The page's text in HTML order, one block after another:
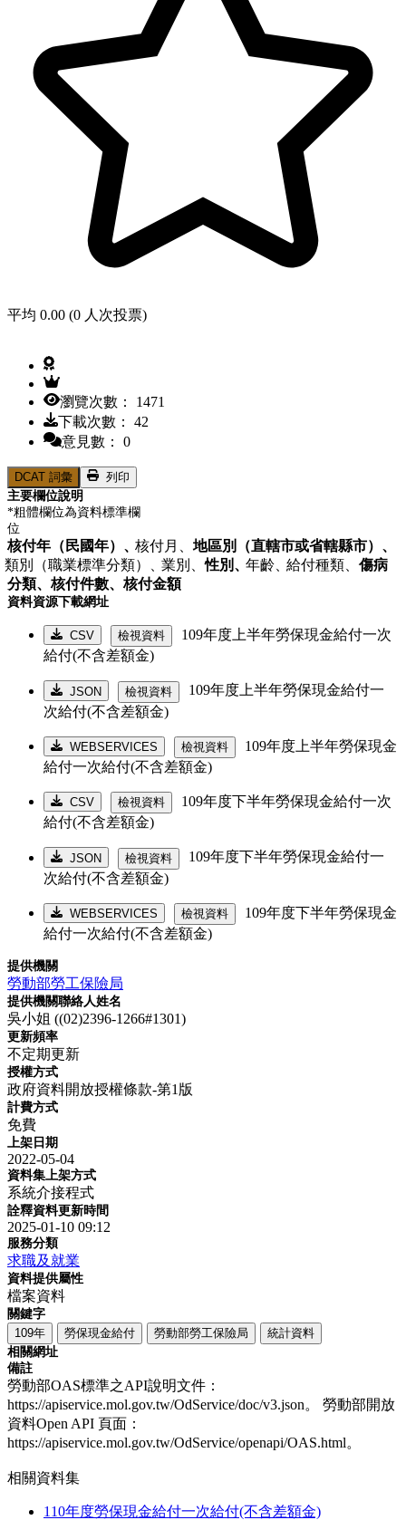
平均 0.00 (0 人次投票)
瀏覽次數： 1471
下載次數： 42
意見數： 0
DCAT 詞彙
列印
主要欄位說明
*粗體欄位為資料標準欄
位
核付年（民國年）、核付月、 地區別（直轄市或省轄縣市）、
類別（職業標準分類）、業別、性別、年齡、給付種類、 傷病
分類、 核付件數、 核付金額
資料資源下載網址
CSV 檢視資料
109年度上半年勞保現金給付一次
給付(不含差額金)
JSON 檢視資料
109年度上半年勞保現金給付一
次給付(不含差額金)
WEBSERVICES 檢視資料
109年度上半年勞保現金
給付一次給付(不含差額金)
CSV 檢視資料
109年度下半年勞保現金給付一次
給付(不含差額金)
JSON 檢視資料
109年度下半年勞保現金給付一
次給付(不含差額金)
WEBSERVICES 檢視資料
109年度下半年勞保現金
給付一次給付(不含差額金)
提供機關
勞動部勞工保險局
提供機關聯絡人姓名
吳小姐 ((02)2396-1266#1301)
更新頻率
不定期更新
授權方式
政府資料開放授權條款-第1版
計費方式
免費
上架日期
2022-05-04
資料集上架方式
系統介接程式
詮釋資料更新時間
2025-01-10 09:12
服務分類
求職及就業
資料提供屬性
檔案資料
關鍵字
109年
勞保現金給付 勞動部勞工保險局
統計資料
相關網址
備註
勞動部OAS標準之API說明文件：
https://apiservice.mol.gov.tw/OdService/doc/v3.json。 勞動部開放
資料Open API 頁面：
https://apiservice.mol.gov.tw/OdService/openapi/OAS.html。
相關資料集
110年度勞保現金給付一次給付(不含差額金)